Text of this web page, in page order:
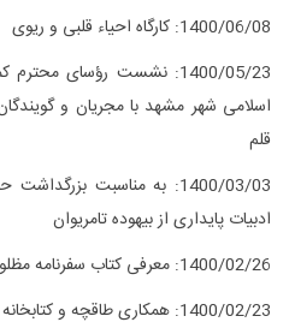
1400/06/08: کارگاه احیاء قلبی و ریوی
1400/05/23: نشست رؤسای
اسلامی شهر مشهد با مجریان و
قلم
1400/03/03: به مناسبت بزرگداشت
ادبیات پایداری از بیهوده تامریوان
1400/02/26: معرفی کتاب سفرنامه
1400/02/23: همکاری طاقچه و